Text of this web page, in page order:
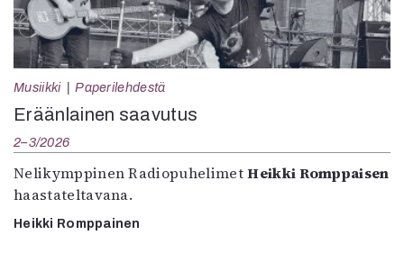
Musiikki Paperilehdestä
Eräänlainen saavutus
2–3/2026
Nelikymppinen RadiopuhelimetHeikki Romppaisen
haastateltavana.
Heikki Romppainen